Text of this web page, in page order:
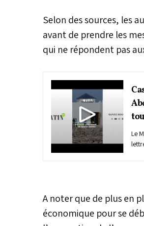
Selon des sources, les
avant de prendre les
qui ne répondent pas
Le
A noter que de plus en
économique pour se